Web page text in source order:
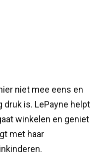
niet mee eens en
is. LePayne helpt
winkelen en geniet
met haar